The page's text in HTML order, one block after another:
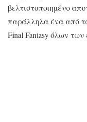
βελτιστοποιημένο
παράλληλα ένα από
Final Fantasy όλων